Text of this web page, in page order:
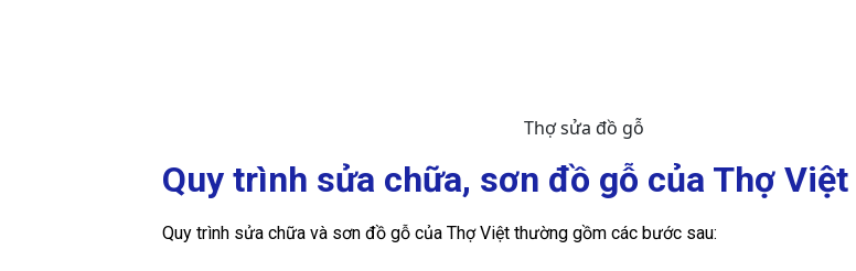
Thợ sửa đồ gỗ
Quy trình sửa chữa, sơn đồ gỗ của Thợ Việt
Quy trình sửa chữa và sơn đồ gỗ của Thợ Việt thường gồm các bước sau: